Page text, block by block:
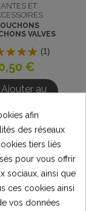
ET
VALVES
(1)
€
Ajouter au
afin
des réseaux
tiers liés
pour vous offrir
sociaux, ainsi que
ces cookies ainsi
vos données